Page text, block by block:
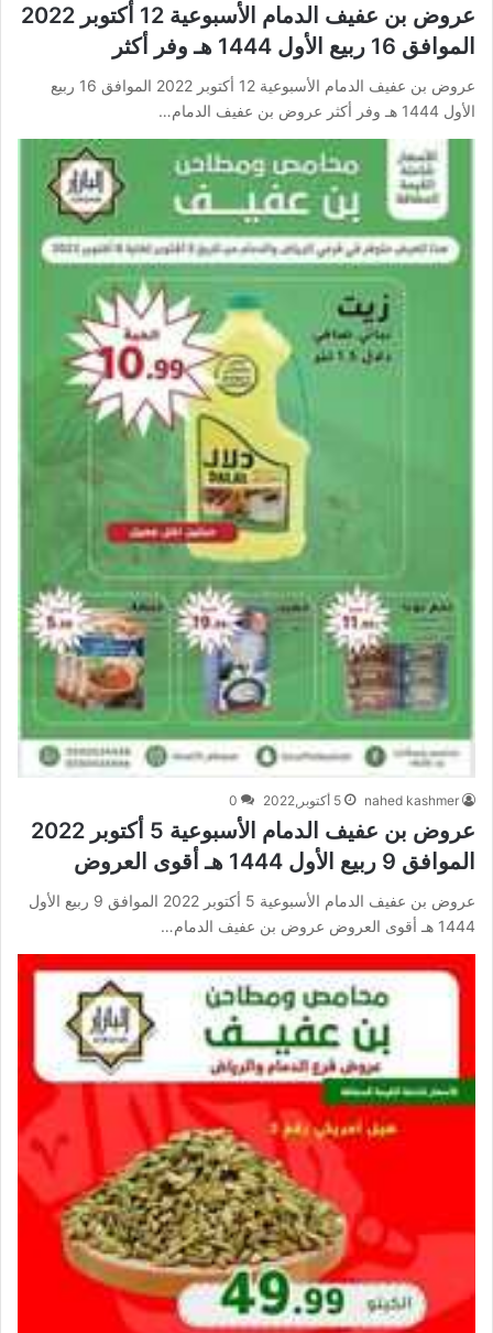
عروض بن عفيف الدمام الأسبوعية 12 أكتوبر 2022
الموافق 16 ربيع الأول 1444 هـ وفر أكثر
عروض بن عفيف الدمام الأسبوعية 12 أكتوبر 2022 الموافق 16 ربيع
الأول 1444 هـ وفر أكثر عروض بن عفيف الدمام…
nahed kashmer 5 أكتوبر,2022 0
عروض بن عفيف الدمام الأسبوعية 5 أكتوبر 2022
الموافق 9 ربيع الأول 1444 هـ أقوى العروض
عروض بن عفيف الدمام الأسبوعية 5 أكتوبر 2022 الموافق 9 ربيع الأول
1444 هـ أقوى العروض عروض بن عفيف الدمام…